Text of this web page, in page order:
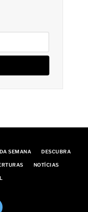
SEMANA DESCUBRA
NOTÍCIAS